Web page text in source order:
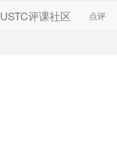
USTC评课社区 点评